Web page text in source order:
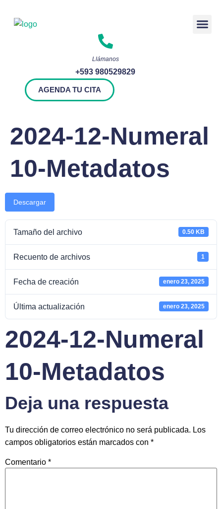
Llámanos
+593 980529829
AGENDA TU CITA
2024-12-Numeral
10-Metadatos
Descargar
Tamaño del archivo 0.50 KB
Recuento de archivos 1
Fecha de creación enero 23, 2025
Última actualización enero 23, 2025
2024-12-Numeral
10-Metadatos
Deja una respuesta
Tu dirección de correo electrónico no será publicada. Los
campos obligatorios están marcados con *
Comentario *